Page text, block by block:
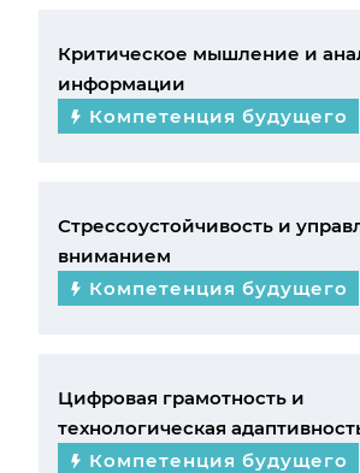
Критическое мышление и
информации
Компетенция будущего
Стрессоустойчивость и
вниманием
Компетенция будущего
Цифровая грамотность и
технологическая
Компетенция будущего